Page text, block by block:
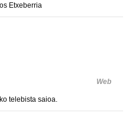
Etxeberria
telebista saioa.
Web